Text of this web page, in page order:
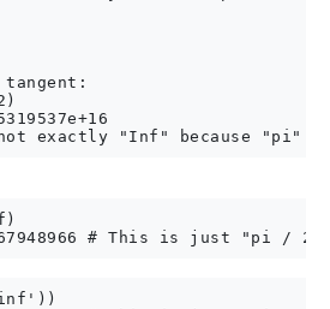
tangent: